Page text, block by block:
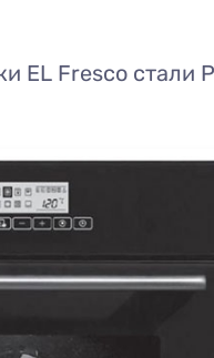
EL Fresco стали